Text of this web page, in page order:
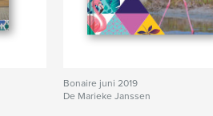
Bonaire juni 2019
De Marieke Janssen